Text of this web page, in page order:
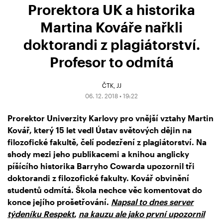
Prorektora UK a historika
Martina Kováře nařkli
doktorandi z plagiátorství.
Profesor to odmítá
ČTK
JJ
06. 12. 2018 • 19:22
Prorektor Univerzity Karlovy pro vnější vztahy Martin
Kovář, který 15 let vedl Ústav světových dějin na
filozofické fakultě, čelí podezření z plagiátorství. Na
shody mezi jeho publikacemi a knihou anglicky
píšícího historika Barryho Cowarda upozornil tři
doktorandi z filozofické fakulty. Kovář obvinění
studentů odmítá. Škola nechce věc komentovat do
konce jejího prošetřování. Napsal to dnes server
týdeníku Respekt, nakauzu ale jako první upozornil